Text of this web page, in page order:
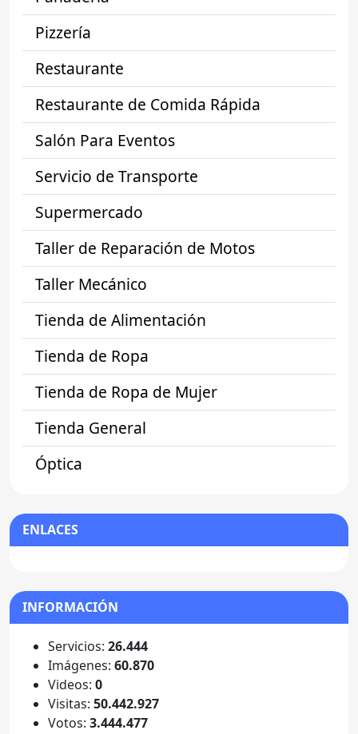
Pizzería
Restaurante
Restaurante de Comida Rápida
Salón Para Eventos
Servicio de Transporte
Supermercado
Taller de Reparación de Motos
Taller Mecánico
Tienda de Alimentación
Tienda de Ropa
Tienda de Ropa de Mujer
Tienda General
Óptica
ENLACES
INFORMACIÓN
Servicios: 26.444
Imágenes: 60.870
Videos: 0
Visitas: 50.442.927
Votos: 3.444.477